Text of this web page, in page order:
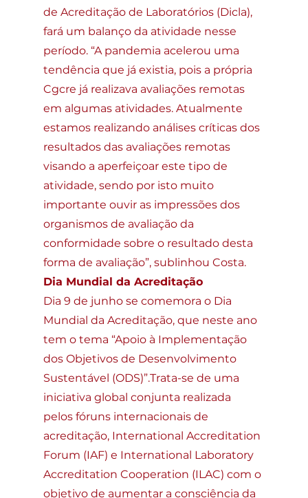
de Acreditação de Laboratórios (Dicla),
fará um balanço da atividade nesse
período. “A pandemia acelerou uma
tendência que já existia, pois a própria
Cgcre já realizava avaliações remotas
em algumas atividades. Atualmente
estamos realizando análises críticas dos
resultados das avaliações remotas
visando a aperfeiçoar este tipo de
atividade, sendo por isto muito
importante ouvir as impressões dos
organismos de avaliação da
conformidade sobre o resultado desta
forma de avaliação”, sublinhou Costa.
Dia Mundial da Acreditação
Dia 9 de junho se comemora o Dia
Mundial da Acreditação, que neste ano
tem o tema “Apoio à Implementação
dos Objetivos de Desenvolvimento
Sustentável (ODS)”.Trata-se de uma
iniciativa global conjunta realizada
pelos fóruns internacionais de
acreditação, International Accreditation
Forum (IAF) e International Laboratory
Accreditation Cooperation (ILAC) com o
objetivo de aumentar a consciência da